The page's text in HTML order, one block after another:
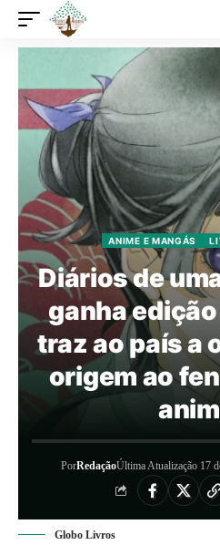
ANIME E MANGÁS
Diários de
ganha
traz ao país a
origem ao
PorRedaçãoÚltima Atualização 17
Globo Livros